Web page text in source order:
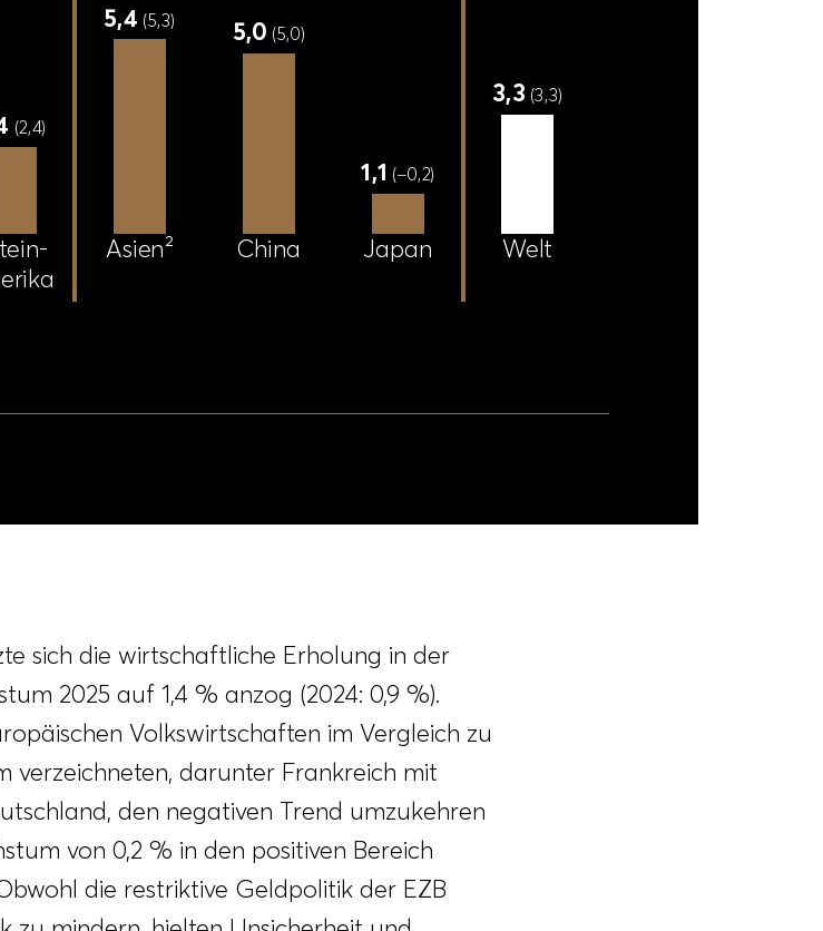
tein-
erika
Asien² China Welt
Japan
(2,4)
5,4 (5,3) 5,0 (5,0)
1,1 (–0,2)
3,3 (3,3)
sich die wirtschaftliche Erholung in der
2025 auf 1,4 % anzog (2024: 0,9 %).
Volkswirtschaften im Vergleich zu
verzeichneten, darunter Frankreich mit
den negativen Trend umzukehren
von 0,2 % in den positiven Bereich
die restriktive Geldpolitik der EZB